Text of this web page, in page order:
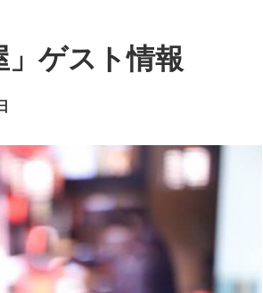
」ゲスト情報